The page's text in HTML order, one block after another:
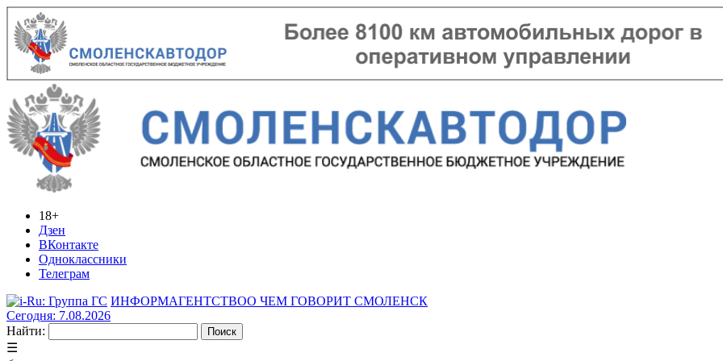
18+
Дзен
ВКонтакте
Одноклассники
Телеграм
ИНФОРМАГЕНТСТВОО ЧЕМ ГОВОРИТ СМОЛЕНСК
Сегодня: 7.08.2026
Найти:
☰